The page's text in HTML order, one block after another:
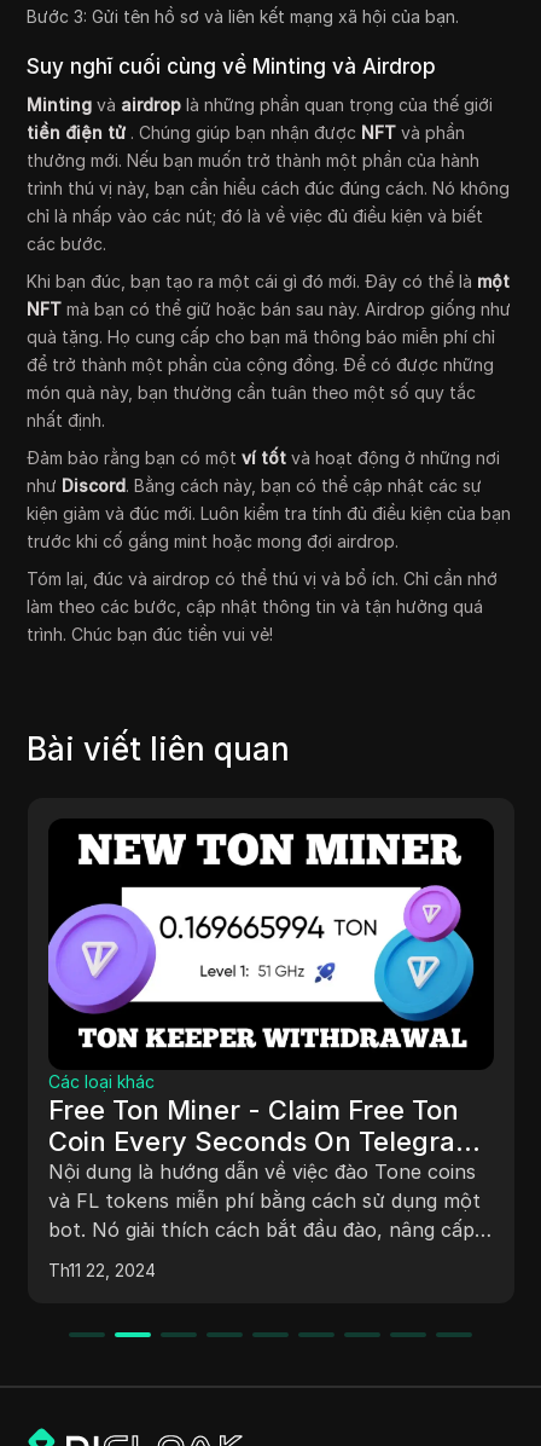
Bước 3: Gửi tên hồ sơ và liên kết mạng xã hội của bạn.
Suy nghĩ cuối cùng về Minting và Airdrop
Minting và airdrop là những phần quan trọng của thế giới
tiền điện tử . Chúng giúp bạn nhận được NFT và phần
thưởng mới. Nếu bạn muốn trở thành một phần của hành
trình thú vị này, bạn cần hiểu cách đúc đúng cách. Nó không
chỉ là nhấp vào các nút; đó là về việc đủ điều kiện và biết
các bước.
Khi bạn đúc, bạn tạo ra một cái gì đó mới. Đây có thể là một
NFT mà bạn có thể giữ hoặc bán sau này. Airdrop giống như
quà tặng. Họ cung cấp cho bạn mã thông báo miễn phí chỉ
để trở thành một phần của cộng đồng. Để có được những
món quà này, bạn thường cần tuân theo một số quy tắc
nhất định.
Đảm bảo rằng bạn có mộtví tốt và hoạt động ở những nơi
như Discord. Bằng cách này, bạn có thể cập nhật các sự
kiện giảm và đúc mới. Luôn kiểm tra tính đủ điều kiện của bạn
trước khi cố gắng mint hoặc mong đợi airdrop.
Tóm lại, đúc và airdrop có thể thú vị và bổ ích. Chỉ cần nhớ
làm theo các bước, cập nhật thông tin và tận hưởng quá
trình. Chúc bạn đúc tiền vui vẻ!
Bài viết liên quan
Các loại khác
Free Ton Miner - Claim Free Ton
Coin Every Seconds On Telegram
Đào Free Ton - Nhận Coin Ton
miễn phí mỗi giây trên Telegram
Nội dung là hướng dẫn về việc đào Tone coins
và FL tokens miễn phí bằng cách sử dụng một
bot. Nó giải thích cách bắt đầu đào, nâng cấp
các thiết bị đào, hoàn thành các nhiệm vụ để
có tokens, giới thiệu bạn bè và kết nối ví để
tăng tốc độ đào và kiếm phần thưởng. Nó nhấn
phí có sẵn. Nội dung kết thúc bằng lời kêu gọi
Th11 22, 2024